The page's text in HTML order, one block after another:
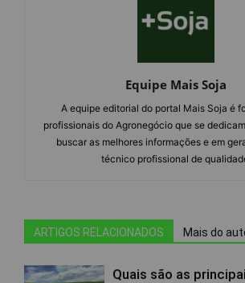
Equipe Mais Soja
A equipe editorial do portal Mais Soja é
profissionais do Agronegócio que se
buscar as melhores informações e em
técnico profissional de
ARTIGOS RELACIONADOS Mais do
Quais são as